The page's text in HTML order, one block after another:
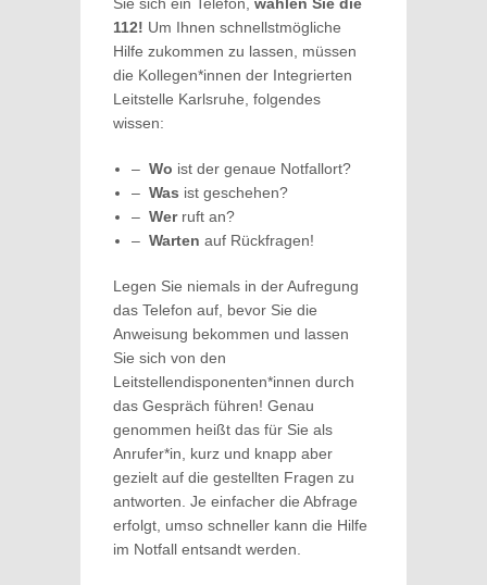
112! Um Ihnen schnellstmögliche
Hilfe zukommen zu lassen, müssen
die Kollegen*innen der Integrierten
Leitstelle Karlsruhe, folgendes
wissen:
– Wo ist der genaue Notfallort?
– Was ist geschehen?
– Werruft an?
– Warten auf Rückfragen!
Legen Sie niemals in der Aufregung
das Telefon auf, bevor Sie die
Anweisung bekommen und lassen
Sie sich von den
Leitstellendisponenten*innen durch
das Gespräch führen! Genau
genommen heißt das für Sie als
Anrufer*in, kurz und knapp aber
gezielt auf die gestellten Fragen zu
antworten. Je einfacher die Abfrage
erfolgt, umso schneller kann die Hilfe
im Notfall entsandt werden.